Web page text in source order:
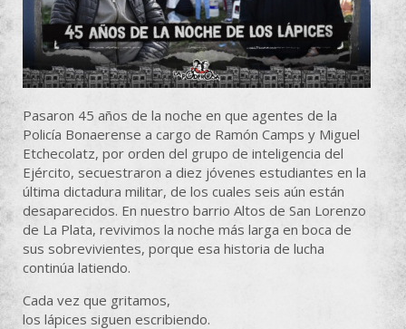
Pasaron 45 años de la noche en que agentes de la
Policía Bonaerense a cargo de Ramón Camps y Miguel
Etchecolatz, por orden del grupo de inteligencia del
Ejército, secuestraron a diez jóvenes estudiantes en la
última dictadura militar, de los cuales seis aún están
desaparecidos. En nuestro barrio Altos de San Lorenzo
de La Plata, revivimos la noche más larga en boca de
sus sobrevivientes, porque esa historia de lucha
continúa latiendo.
Cada vez que gritamos,
los lápices siguen escribiendo.